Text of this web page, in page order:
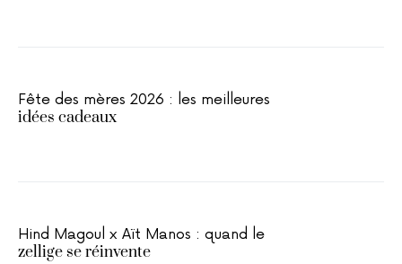
Fête des mères 2026 : les meilleures
idées cadeaux
Hind Magoul x Aït Manos : quand le
zellige se réinvente